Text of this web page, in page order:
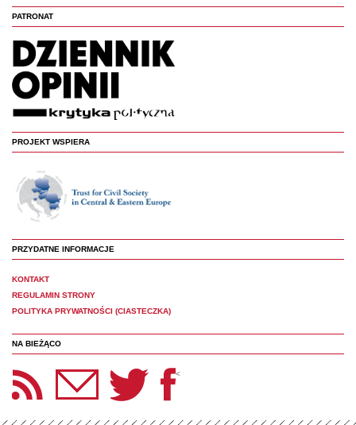
PATRONAT
PROJEKT WSPIERA
PRZYDATNE INFORMACJE
KONTAKT
REGULAMIN STRONY
POLITYKA PRYWATNOŚCI (CIASTECZKA)
NA BIEŻĄCO
Panoptyka Facebook <